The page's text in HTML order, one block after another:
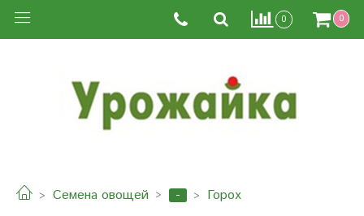
0 0
Семена овощей - Горох